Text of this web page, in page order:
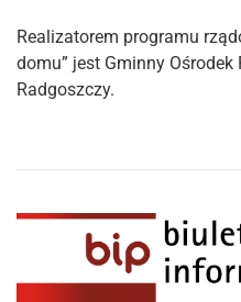
Realizatorem programu
domu” jest Gminny Ośrodek
Radgoszczy.